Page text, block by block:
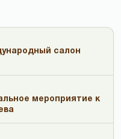
салон
мероприятие к